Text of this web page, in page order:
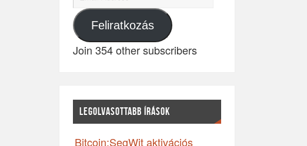
Feliratkozás
Join 354 other subscribers
LEGOLVASOTTABB ÍRÁSOK
Bitcoin:SegWit aktivációs